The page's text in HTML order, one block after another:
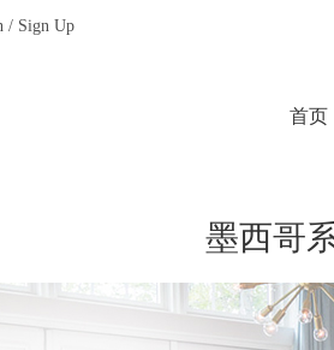
/ Sign Up
首页
墨西哥